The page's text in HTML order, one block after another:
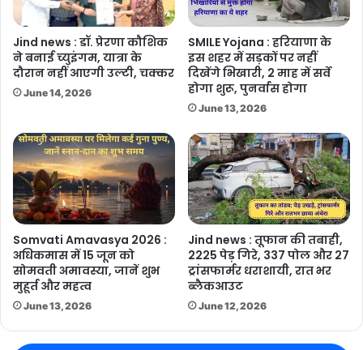
Jind news : डॉ. प्रेरणा कौशिक
ने बनाई च्युइंगम, यात्रा के
दौरान नहीं आएगी उल्टी, चक्कर
June 14, 2026
SMILE Yojana : हरियाणा के
इस शहर में सड़कों पर नहीं
दिखेंगे भिखारी, 2 माह में सर्वे
होगा शुरू, पुनर्वास होगा
June 13, 2026
Somvati Amavasya 2026 :
अधिकमास में 15 जून को
सोमवती अमावस्या, जानें शुभ
मुहूर्त और महत्व
June 13, 2026
Jind news : तूफान की तबाही,
2225 पेड़ गिरे, 337 पोल और 27
ट्रांसफार्मर धराशायी, रात भर
ब्लैकआउट
June 12, 2026